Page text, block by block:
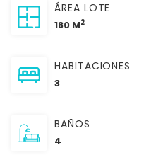
ÁREA LOTE
180 M2
HABITACIONES
3
BAÑOS
4